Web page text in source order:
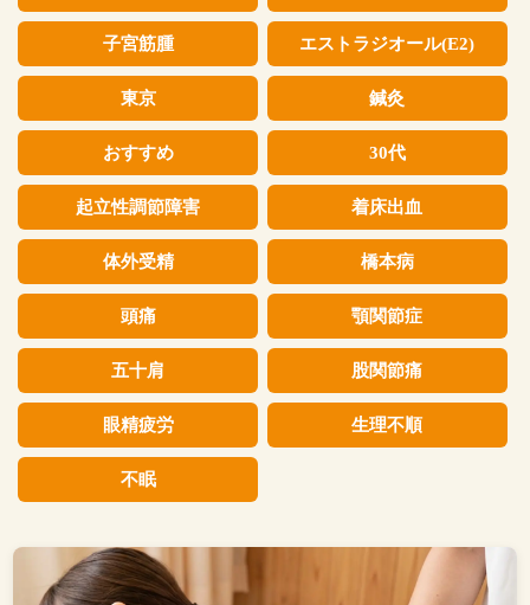
子宮筋腫 エストラジオール(E2)
東京 鍼灸
おすすめ 30代
起立性調節障害 着床出血
体外受精 橋本病
頭痛 顎関節症
五十肩 股関節痛
眼精疲労 生理不順
不眠